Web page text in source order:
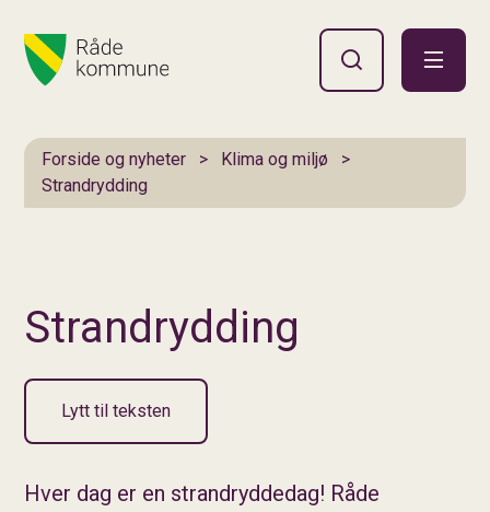
Du er her:
Forside og nyheter
Klima og miljø
Strandrydding
Strandrydding
Lytt til teksten
Hver dag er en strandryddedag! Råde